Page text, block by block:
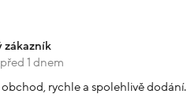
zákazník
1 dnem
rychle a spolehlivě dodání.